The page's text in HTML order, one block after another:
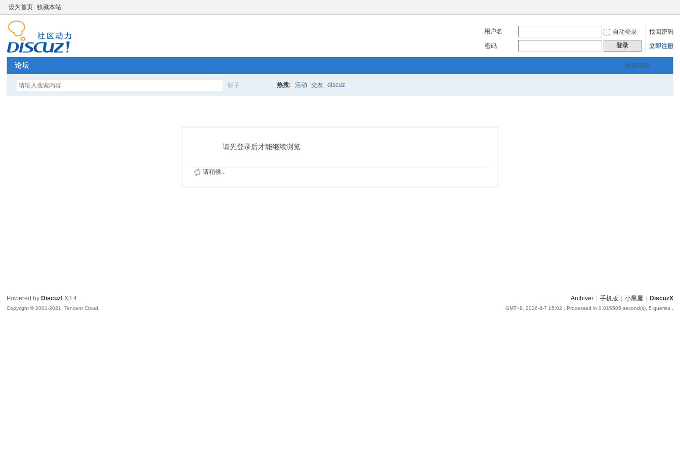
设为首页 收藏本站
用户名 自动登录
找回密码
密码
登录 立即注册
快捷导航
论坛
帖子
索
热搜: 活动 交友 discuz
请先登录后才能继续浏览
请稍候...
Archiver 手机版 小黑屋 DiscuzX
GMT+8, 2026-8-7 15:02 , Processed in 0.015505 second(s), 5 queries .
Powered by Discuz! X3.4
Copyright © 2001-2021, Tencent Cloud.